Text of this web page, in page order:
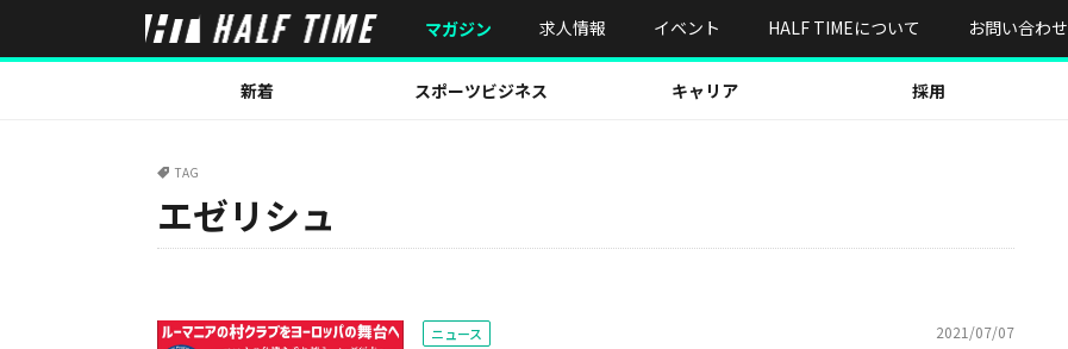
マガジン 求人情報 イベント HALF TIMEについて お問い合わせ
新着 スポーツビジネス キャリア 採用
TAG
エゼリシュ
ニュース 2021/07/07